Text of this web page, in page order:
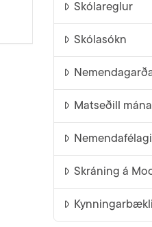
Skólareglur
Skólasókn
Matseðill
Skráning á